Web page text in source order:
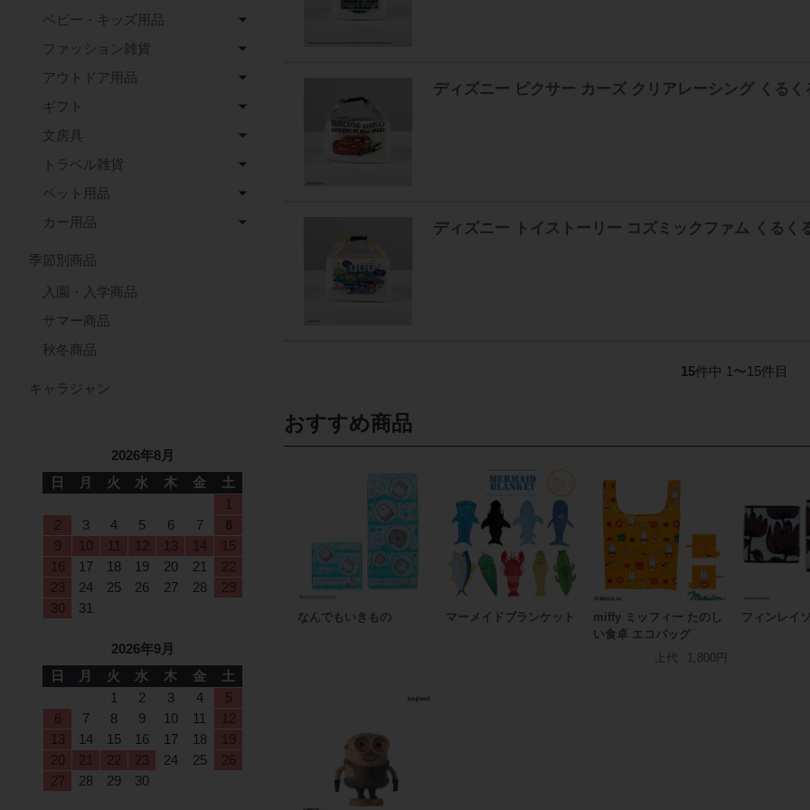
ディズニー ピクサー カーズ クリアレーシング くるく
ディズニー トイストーリー コズミックファム くるく
15件中 1〜15件目
おすすめ商品
なんでもいきもの マーメイドブランケット
miffy ミッフィー たのし
い食卓 エコバッグ
上代
1,800円
フィンレイ
ベビー・キッズ用品
ファッション雑貨
アウトドア用品
ギフト
文房具
トラベル雑貨
ペット用品
カー用品
季節別商品
入園・入学商品
サマー商品
秋冬商品
キャラジャン
2026年8月
日
月 火 水 木 金
土
1
2
3 4 5 6 7
8
9
10 11 12 13 14
15
16
17 18 19 20 21
22
23
24 25 26 27 28
29
30
31
2026年9月
日
月 火 水 木 金
土
1
2 3 4
5
6
7 8 9 10 11
12
13
14 15 16 17 18
19
20
21 22 23 24 25
26
27
28 29 30